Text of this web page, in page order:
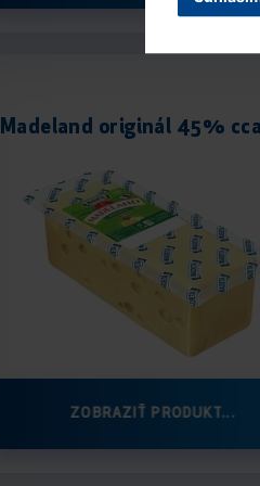
Madeland originál 45%
ZOBRAZIŤ PRODUKT...